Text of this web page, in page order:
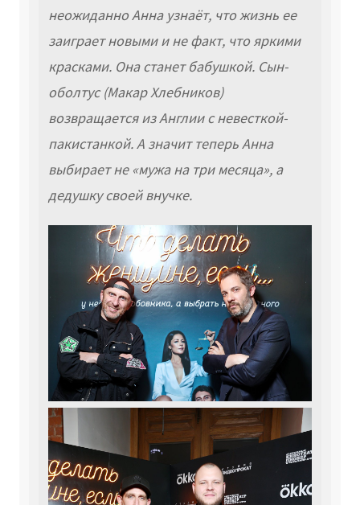
неожиданно Анна узнаёт, что жизнь ее
заиграет новыми и не факт, что яркими
красками. Она станет бабушкой. Сын-
оболтус (Макар Хлебников)
возвращается из Англии с невесткой-
пакистанкой. А значит теперь Анна
выбирает не «мужа на три месяца», а
дедушку своей внучке.